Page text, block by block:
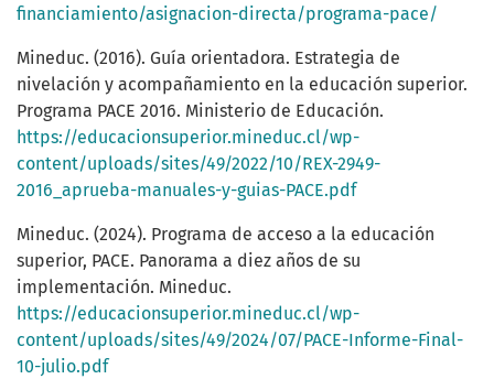
financiamiento/asignacion-directa/programa-pace/
Mineduc. (2016). Guía orientadora. Estrategia de
nivelación y acompañamiento en la educación superior.
Programa PACE 2016. Ministerio de Educación.
https://educacionsuperior.mineduc.cl/wp-
content/uploads/sites/49/2022/10/REX-2949-
2016_aprueba-manuales-y-guias-PACE.pdf
Mineduc. (2024). Programa de acceso a la educación
superior, PACE. Panorama a diez años de su
implementación. Mineduc.
https://educacionsuperior.mineduc.cl/wp-
content/uploads/sites/49/2024/07/PACE-Informe-Final-
10-julio.pdf